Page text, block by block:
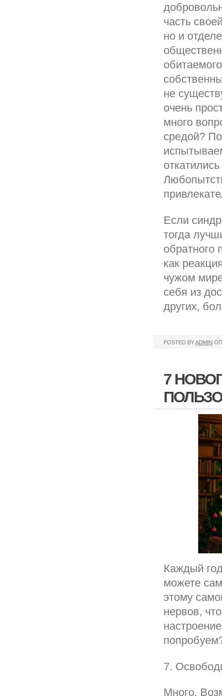
часть
но и
не
очень
много
средой?
Если
тогда
обратного
как
чужом
себя из
других,
POSTED BYADMIN
7
Каждый
можете
этому
нервов,
7.
Много.